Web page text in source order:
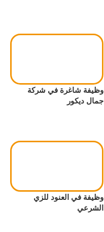
وظيفة شاغرة في شركة
جمال ديكور
وظيفة في العنود للزي
الشرعي